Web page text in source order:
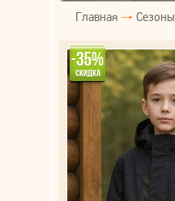
Главная Сезоны